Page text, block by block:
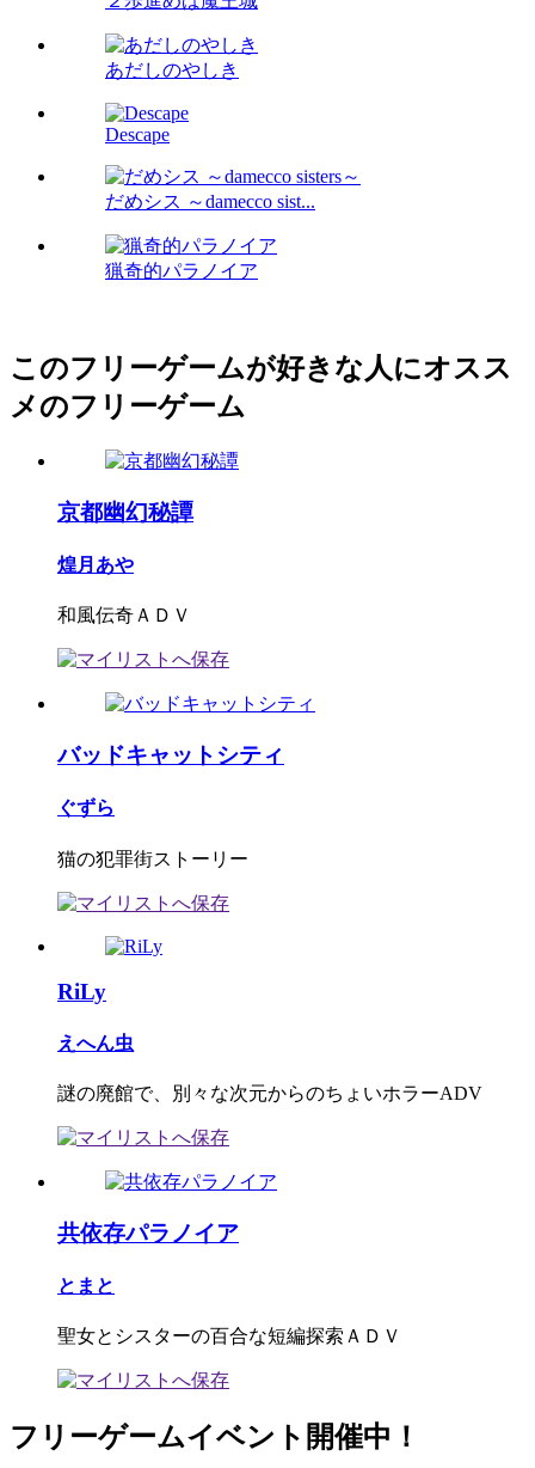
あだしのやしき
Descape
だめシス ～damecco sist...
猟奇的パラノイア
このフリーゲームが好きな人にオスス
メのフリーゲーム
京都幽幻秘譚
煌月あや
和風伝奇ＡＤＶ
バッドキャットシティ
ぐずら
猫の犯罪街ストーリー
RiLy
えへん虫
謎の廃館で、別々な次元からのちょいホラーADV
共依存パラノイア
とまと
聖女とシスターの百合な短編探索ＡＤＶ
フリーゲームイベント開催中！